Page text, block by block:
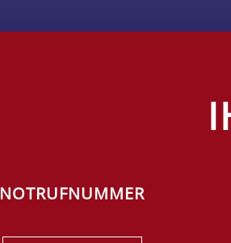
NOTRUFNUMMER